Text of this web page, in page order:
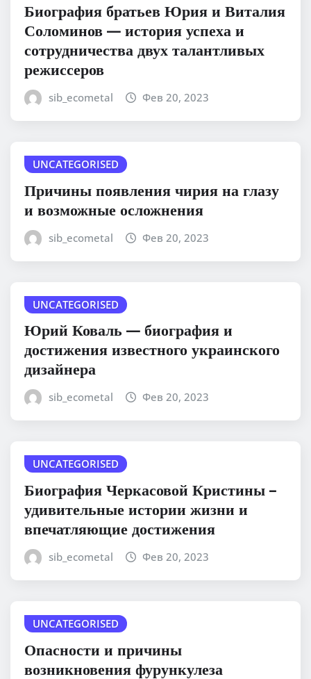
Биография братьев Юрия и Виталия
Соломинов — история успеха и
сотрудничества двух талантливых
режиссеров
sib_ecometal Фев 20, 2023
UNCATEGORISED
Причины появления чирия на глазу
и возможные осложнения
sib_ecometal Фев 20, 2023
UNCATEGORISED
Юрий Коваль — биография и
достижения известного украинского
дизайнера
sib_ecometal Фев 20, 2023
UNCATEGORISED
Биография Черкасовой Кристины –
удивительные истории жизни и
впечатляющие достижения
sib_ecometal Фев 20, 2023
UNCATEGORISED
Опасности и причины
возникновения фурункулеза